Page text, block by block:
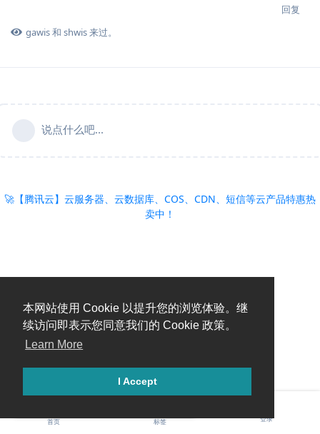
本网站使用 Cookie 以提升您的浏览体验。继
续访问即表示您同意我们的 Cookie 政策。
Learn More
I Accept
回复
gawis和 shwis来过。
说点什么吧...
🚀【腾讯云】云服务器、云数据库、COS、CDN、短信等云产品特惠热
卖中！
糟糕，出错啦！请刷新页面重试。
首页 标签 登录